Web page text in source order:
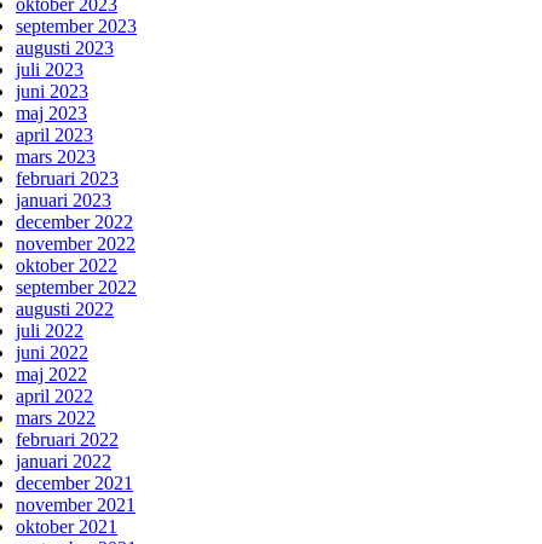
september 2023
augusti 2023
juli 2023
juni 2023
maj 2023
april 2023
mars 2023
februari 2023
januari 2023
december 2022
november 2022
oktober 2022
september 2022
augusti 2022
juli 2022
juni 2022
maj 2022
april 2022
mars 2022
februari 2022
januari 2022
december 2021
november 2021
oktober 2021